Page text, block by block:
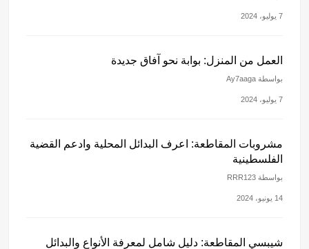
7 يوليو، 2024
العمل من المنزل: بوابة نحو آفاق جديدة
بواسطة Ay7aaga
7 يوليو، 2024
مشروبات المقاطعة: اعرف البدائل المحلية وادعم القضية
الفلسطينية
بواسطة RRR123
14 يونيو، 2024
شيبسي المقاطعة: دليل شامل لمعرفة الأنواع والبدائل